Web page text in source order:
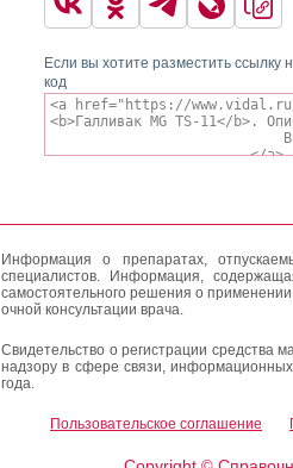
Если вы хотите разместить ссылку
код
Информация о препаратах,
специалистов. Информация,
самостоятельного решения о
очной консультации врача.
Свидетельство о регистрации
надзору в сфере связи,
года.
Пользовательское соглашение